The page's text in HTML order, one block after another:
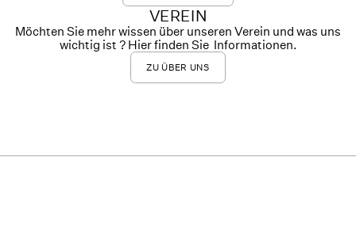
VEREIN
Möchten Sie mehr wissen über unseren Verein und was uns
wichtig ist ? Hier finden Sie Informationen.
ZU ÜBER UNS